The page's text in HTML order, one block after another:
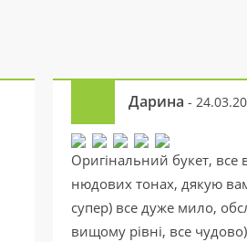
Дарина -
Оригінальний букет,
нюдових тонах, дякую
супер) все дуже мило,
вищому рівні, все